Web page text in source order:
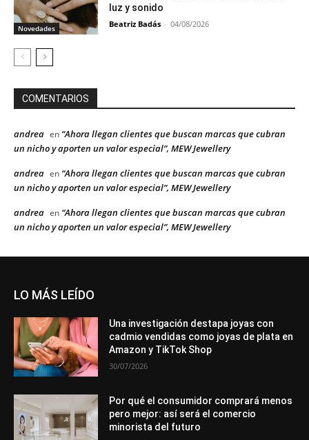
Novedades
luz y sonido
Beatriz Badás - 04/08/2026
COMENTARIOS
andrea en “Ahora llegan clientes que buscan marcas que cubran
un nicho y aporten un valor especial”, MEW Jewellery
andrea en “Ahora llegan clientes que buscan marcas que cubran
un nicho y aporten un valor especial”, MEW Jewellery
andrea en “Ahora llegan clientes que buscan marcas que cubran
un nicho y aporten un valor especial”, MEW Jewellery
LO MÁS LEÍDO
Una investigación destapa joyas con
cadmio vendidas como joyas de plata en
Amazon y TikTok Shop
30/07/2026
Por qué el consumidor comprará menos
pero mejor: así será el comercio
minorista del futuro